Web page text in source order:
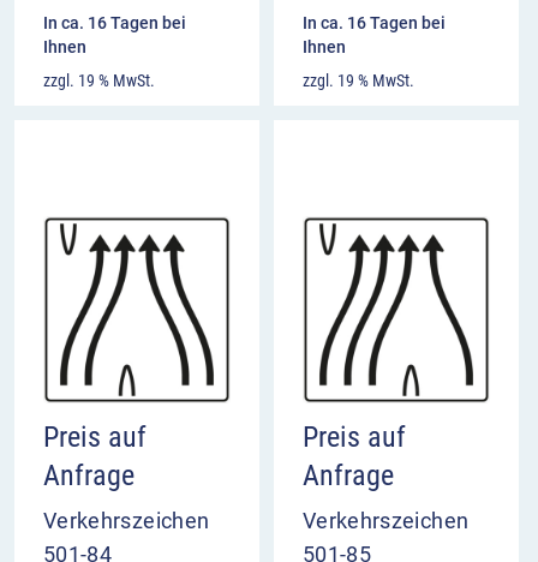
In ca. 16 Tagen bei
Ihnen
zzgl. 19 % MwSt.
In ca. 16 Tagen bei
Ihnen
zzgl. 19 % MwSt.
Preis auf
Anfrage
Verkehrszeichen
501-84
Preis auf
Anfrage
Verkehrszeichen
501-85